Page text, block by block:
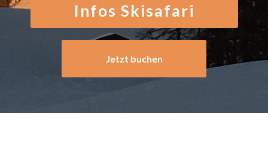
Infos Skisafari
Jetzt buchen